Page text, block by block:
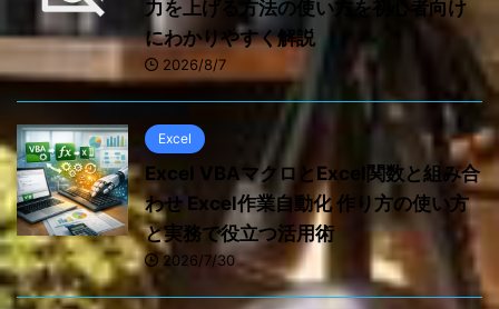
力を上げる方法の使い方を初心者向け
にわかりやすく解説
2026/8/7
Excel
Excel VBAマクロとExcel関数と組み合
わせ Excel作業自動化 作り方の使い方
と実務で役立つ活用術
2026/7/30